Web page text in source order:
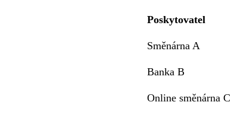
Poskytovatel
Směnárna A
Banka B
Online směnárna C